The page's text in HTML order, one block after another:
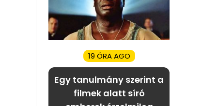
19 ÓRA AGO
Egy tanulmány szerint a
filmek alatt síró